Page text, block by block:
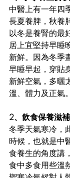
中醫上有一年四
長夏養脾，秋養
以冬是養腎的最
居上宜堅持早睡
新鮮。因為冬季
早睡早起，穿貼
新鮮空氣，多曬
溫、體力及正氣。
2、飲食保養滋
冬季天氣寒冷，
時候，也就是中
食養生的角度講
食中多食用些溫